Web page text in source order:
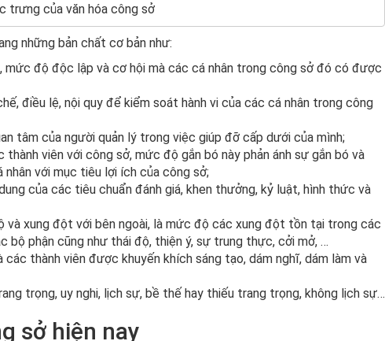
trưng của văn hóa công sở
những bản chất cơ bản như:
mức độ độc lập và cơ hội mà các cá nhân trong công sở đó có được
điều lệ, nội quy để kiểm soát hành vi của các cá nhân trong công
tâm của người quản lý trong việc giúp đỡ cấp dưới của mình;
viên với công sở, mức độ gắn bó này phản ánh sự gắn bó và
với mục tiêu lợi ích của công sở;
của các tiêu chuẩn đánh giá, khen thưởng, kỷ luật, hình thức và
và xung đột với bên ngoài, là mức độ các xung đột tồn tại trong các
bộ phận cũng như thái độ, thiện ý, sự trung thực, cởi mở, …
các thành viên được khuyến khích sáng tạo, dám nghĩ, dám làm và
trọng, uy nghi, lịch sự, bề thế hay thiếu trang trọng, không lịch sự…
sở hiện nay